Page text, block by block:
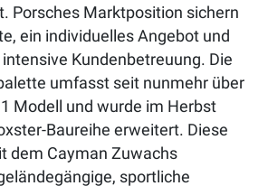
Porsches Marktposition sichern
ein individuelles Angebot und
Kundenbetreuung. Die
umfasst seit nunmehr über
Modell und wurde im Herbst
Baureihe erweitert. Diese
dem Cayman Zuwachs
sportliche